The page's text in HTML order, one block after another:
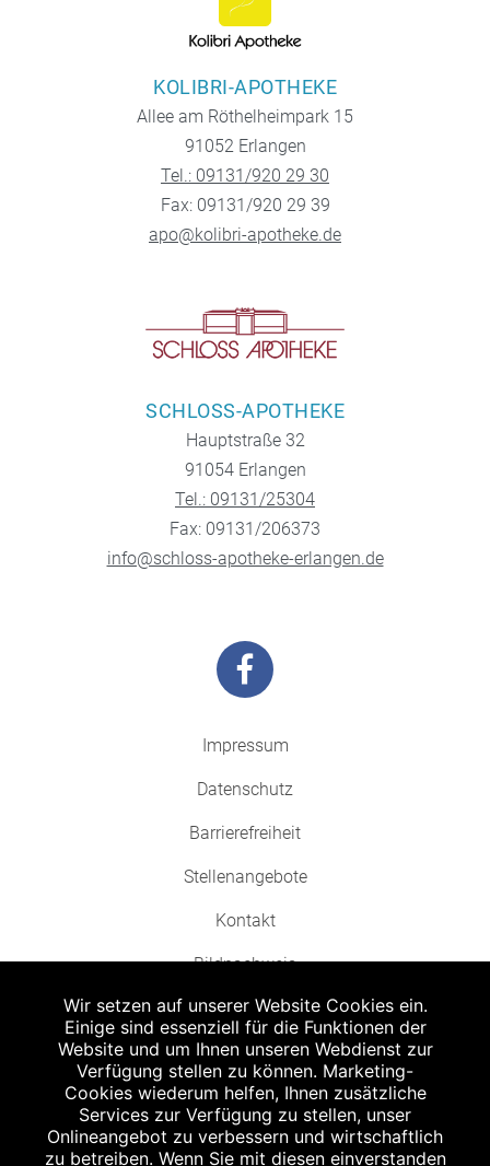
KOLIBRI-APOTHEKE
Allee am Röthelheimpark 15
91052 Erlangen
Tel.: 09131/920 29 30
Fax: 09131/920 29 39
apo@kolibri-apotheke.de
SCHLOSS-APOTHEKE
Hauptstraße 32
91054 Erlangen
Tel.: 09131/25304
Fax: 09131/206373
info@schloss-apotheke-erlangen.de
Impressum
Datenschutz
Barrierefreiheit
Stellenangebote
Kontakt
Bildnachweis
Abgabe in haushaltsüblichen Mengen, solange der Vorrat reicht. Für Druck-
und Satzfehler keine Haftung.
Zu Risiken und Nebenwirkungen lesen Sie die Packungsbeilage und fragen
Sie Ihren Arzt oder Apotheker.
Wir setzen auf unserer Website Cookies ein.
Einige sind essenziell für die Funktionen der
Website und um Ihnen unseren Webdienst zur
Verfügung stellen zu können. Marketing-
Cookies wiederum helfen, Ihnen zusätzliche
Services zur Verfügung zu stellen, unser
Onlineangebot zu verbessern und wirtschaftlich
zu betreiben. Wenn Sie mit diesen einverstanden